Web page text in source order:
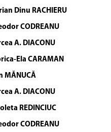
Dinu RACHIERU
CODREANU
A. DIACONU
Ela CARAMAN
MĂNUCĂ
A. DIACONU
REDINCIUC
CODREANU